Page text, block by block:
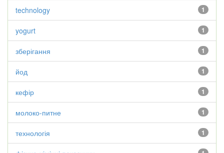
1
technology
1
yogurt
1
зберігання
1
йод
1
кефір
1
молоко-питне
1
технологія